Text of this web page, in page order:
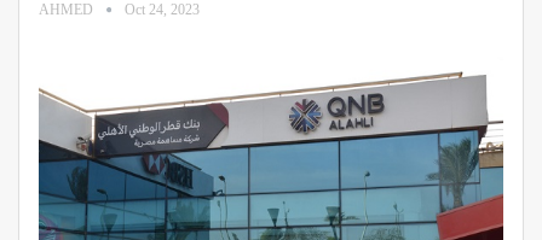
AHMED Oct 24, 2023